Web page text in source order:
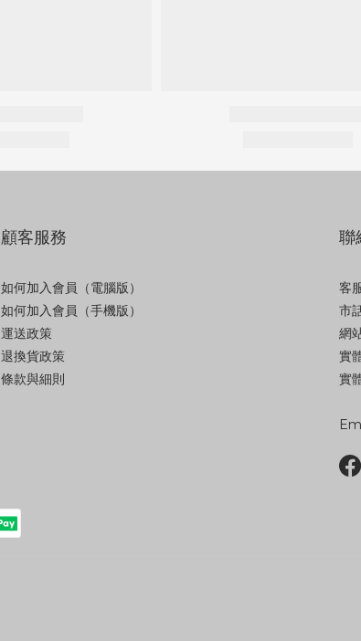
顧客服務
如何加入會員（電腦版）
如何加入會員（手機版）
運送政策
退換貨政策
條款與細則
聯
客
市
網
實
實